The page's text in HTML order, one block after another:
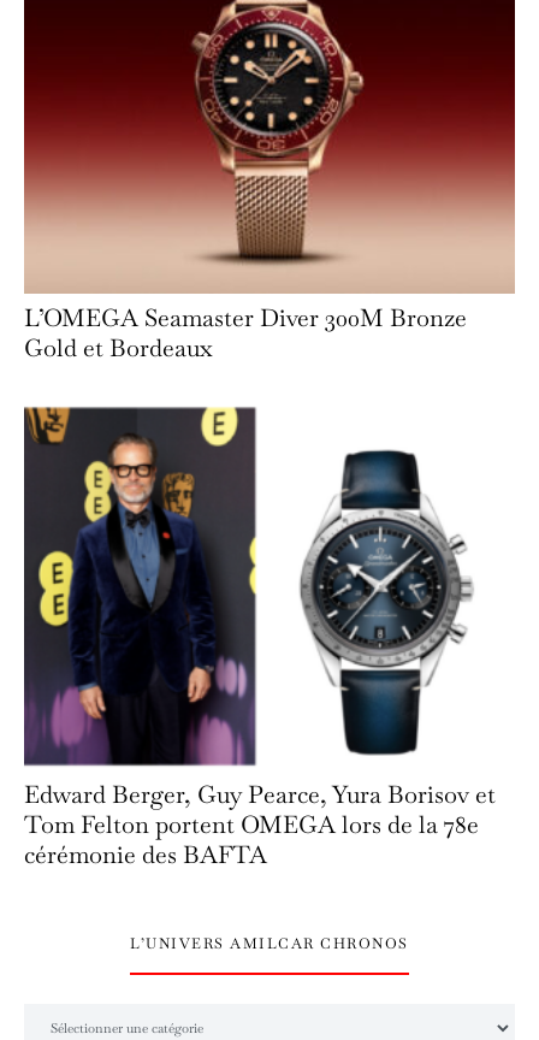
L’OMEGA Seamaster Diver 300M Bronze
Gold et Bordeaux
Edward Berger, Guy Pearce, Yura Borisov et
Tom Felton portent OMEGA lors de la 78e
cérémonie des BAFTA
L’UNIVERS AMILCAR CHRONOS